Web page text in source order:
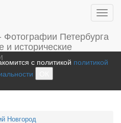
с политикой политикой
Новгород